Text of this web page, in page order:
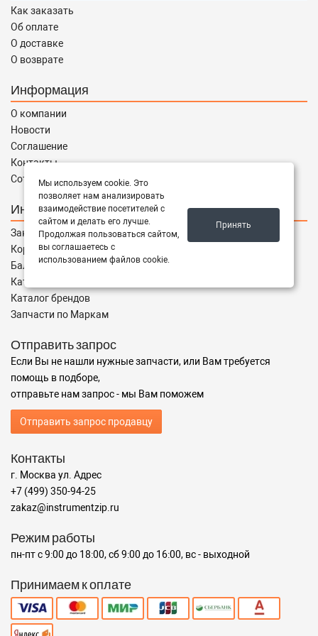
Как заказать
Об оплате
О доставке
О возврате
Информация
О компании
Новости
Соглашение
Контакты
Сотрудничество
Интернет магазин
Заказы
Корзина
Баланс
Каталог товаров
Каталог брендов
Запчасти по Маркам
Отправить запрос
Если Вы не нашли нужные запчасти, или Вам требуется
помощь в подборе,
отправьте нам запрос - мы Вам поможем
Отправить запрос продавцу
Контакты
г. Москва ул. Адрес
+7 (499) 350-94-25
zakaz@instrumentzip.ru
Режим работы
пн-пт с 9:00 до 18:00, сб 9:00 до 16:00, вс - выходной
Принимаем к оплате
Мы используем cookie. Это
позволяет нам анализировать
взаимодействие посетителей с
сайтом и делать его лучше.
Продолжая пользоваться сайтом,
вы соглашаетесь с
использованием файлов cookie.
Принять